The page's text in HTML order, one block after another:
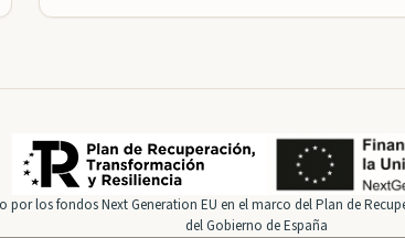
por los fondos Next Generation EU en el marco del Plan de
del Gobierno de España